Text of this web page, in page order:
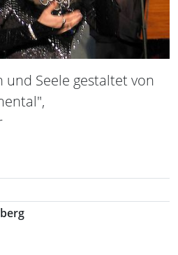
und Seele gestaltet von